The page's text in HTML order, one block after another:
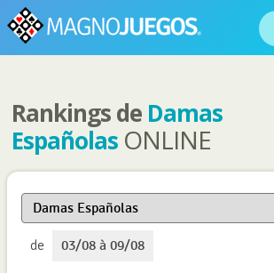
RANKINGS
TORNEOS
COMUNIDAD
AYUDA
PASAPORTE
Rankings de Damas
Españolas ONLINE
de 03/08 à 09/08